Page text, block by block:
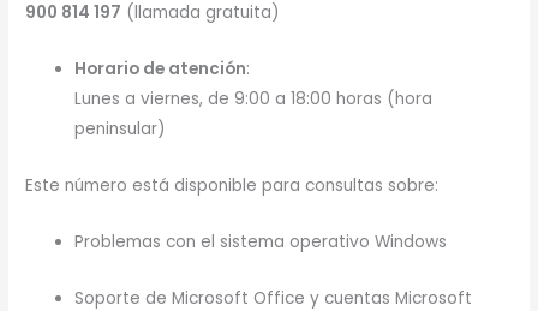
900 814 197 (llamada gratuita)
Horario de atención:
Lunes a viernes, de 9:00 a 18:00 horas (hora
peninsular)
Este número está disponible para consultas sobre:
Problemas con el sistema operativo Windows
Soporte de Microsoft Office y cuentas Microsoft